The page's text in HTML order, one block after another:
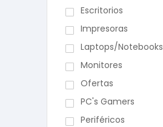
Escritorios
Impresoras
Laptops/Notebooks
Monitores
Ofertas
PC's Gamers
Periféricos